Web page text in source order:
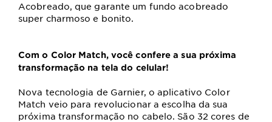
Acobreado, que garante um fundo acobreado
super charmoso e bonito.
Com o Color Match, você confere a sua próxima
transformação na tela do celular!
Nova tecnologia de Garnier, o aplicativo Color
Match veio para revolucionar a escolha da sua
próxima transformação no cabelo. São 32 cores de